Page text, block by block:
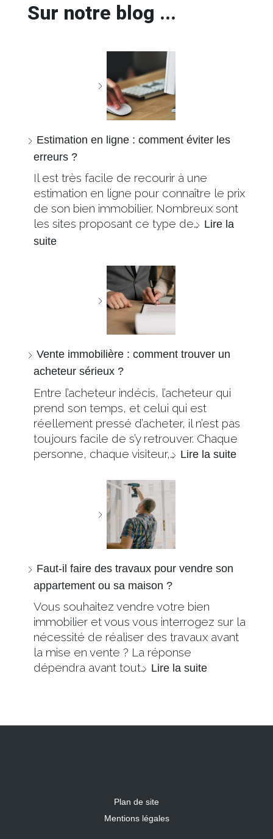
Sur notre blog ...
Estimation en ligne : comment éviter les
erreurs ?
Il est très facile de recourir à une
estimation en ligne pour connaître le prix
de son bien immobilier. Nombreux sont
les sites proposant ce type de… Lire la
suite
Vente immobilière : comment trouver un
acheteur sérieux ?
Entre l’acheteur indécis, l’acheteur qui
prend son temps, et celui qui est
réellement pressé d’acheter, il n’est pas
toujours facile de s’y retrouver. Chaque
personne, chaque visiteur,… Lire la suite
Faut-il faire des travaux pour vendre son
appartement ou sa maison ?
Vous souhaitez vendre votre bien
immobilier et vous vous interrogez sur la
nécessité de réaliser des travaux avant
la mise en vente ? La réponse
dépendra avant tout… Lire la suite
Plan de site
Mentions légales